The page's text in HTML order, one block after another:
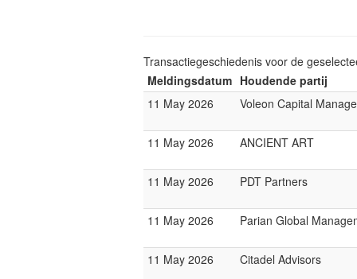
Transactiegeschiedenis voor de
Meldingsdatum Houdende partij
11 May 2026
Voleon Capital
11 May 2026 ANCIENT ART
11 May 2026 PDT Partners
11 May 2026 Parian Global
11 May 2026 Citadel Advisors